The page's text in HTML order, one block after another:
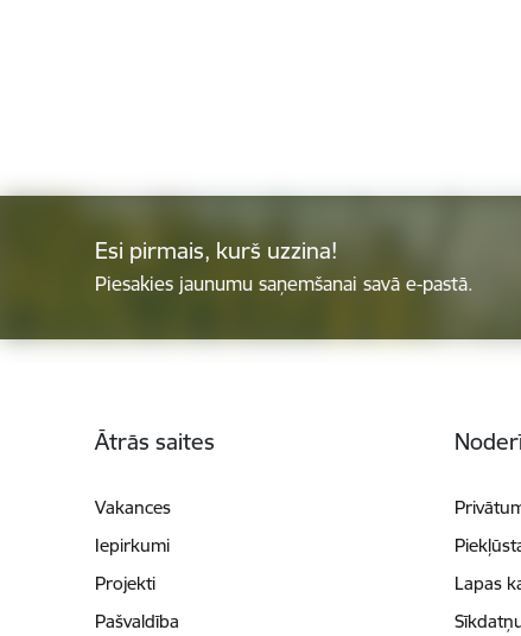
Esi pirmais, kurš uzzina!
Piesakies jaunumu saņemšanai savā e-pastā.
Ātrās saites
Vakances
Iepirkumi
Projekti
Pašvaldība
Lapas